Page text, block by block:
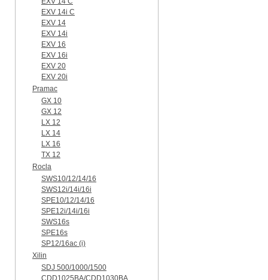
EXV 14i C
EXV 14
EXV 14i
EXV 16
EXV 16i
EXV 20
EXV 20i
Pramac
GX 10
GX 12
LX 12
LX 14
LX 16
TX 12
Rocla
SWS10/12/14/16
SWS12i/14i/16i
SPE10/12/14/16
SPE12i/14i/16i
SWS16s
SPE16s
SP12/16ac (i)
Xilin
SDJ 500/1000/1500